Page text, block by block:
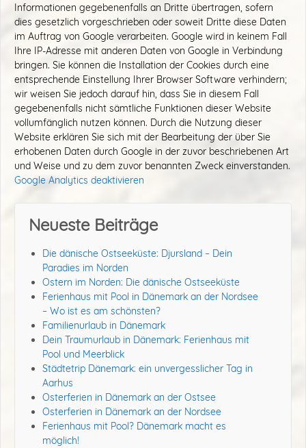
Informationen gegebenenfalls an Dritte übertragen, sofern
dies gesetzlich vorgeschrieben oder soweit Dritte diese Daten
im Auftrag von Google verarbeiten. Google wird in keinem Fall
Ihre IP-Adresse mit anderen Daten von Google in Verbindung
bringen. Sie können die Installation der Cookies durch eine
entsprechende Einstellung Ihrer Browser Software verhindern;
wir weisen Sie jedoch darauf hin, dass Sie in diesem Fall
gegebenenfalls nicht sämtliche Funktionen dieser Website
vollumfänglich nutzen können. Durch die Nutzung dieser
Website erklären Sie sich mit der Bearbeitung der über Sie
erhobenen Daten durch Google in der zuvor beschriebenen Art
und Weise und zu dem zuvor benannten Zweck einverstanden.
Google Analytics deaktivieren
Neueste Beiträge
Die dänische Ostseeküste: Djursland – Dein
Paradies im Norden
Ostern im Norden: Die dänische Ostseeküste
Ferienhaus mit Pool in Dänemark an der Nordsee
– Wo ist es am schönsten?
Familienurlaub in Dänemark
Dein Traumurlaub in Dänemark: Ferienhaus mit
Pool und Meerblick
Städtetrip Dänemark: ein unvergesslicher Tag in
Aarhus
Osterferien in Dänemark an der Ostsee
Osterferien in Dänemark an der Nordsee
Ferienhaus mit Pool? Dänemark macht es
möglich!